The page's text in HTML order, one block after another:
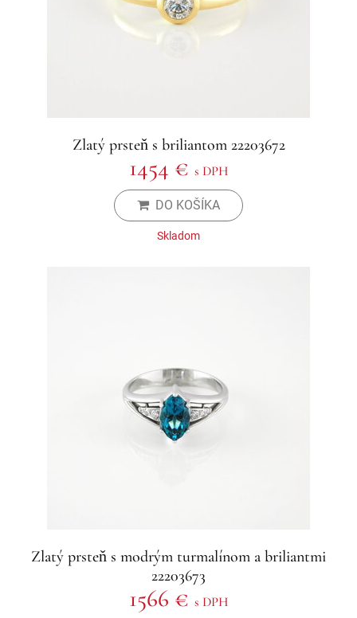
Zlatý prsteň s briliantom 22203672
1454 € s DPH
DO KOŠÍKA
Skladom
Zlatý prsteň s modrým turmalínom a briliantmi
22203673
1566 € s DPH